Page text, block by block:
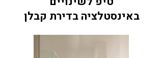
באינסטלציה בדירת קבלן